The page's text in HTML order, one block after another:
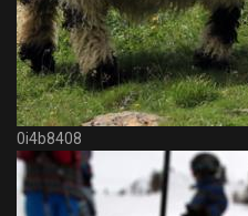
0i4b8408